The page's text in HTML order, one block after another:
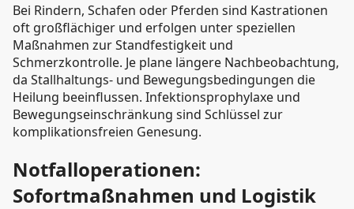
Bei Rindern, Schafen oder Pferden sind Kastrationen
oft großflächiger und erfolgen unter speziellen
Maßnahmen zur Standfestigkeit und
Schmerzkontrolle. Je plane längere Nachbeobachtung,
da Stallhaltungs- und Bewegungsbedingungen die
Heilung beeinflussen. Infektionsprophylaxe und
Bewegungseinschränkung sind Schlüssel zur
komplikationsfreien Genesung.
Notfalloperationen:
Sofortmaßnahmen und Logistik